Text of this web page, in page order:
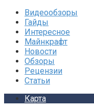
Видеообзоры
Гайды
Интересное
Майнкрафт
Новости
Обзоры
Рецензии
Статьи
Карта